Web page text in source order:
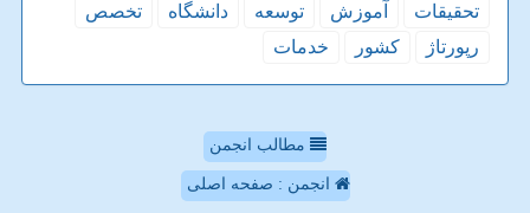
تحقیقات آموزش توسعه دانشگاه
تخصص
رپورتاژ
كشور خدمات
مطالب انجمن
انجمن : صفحه اصلی